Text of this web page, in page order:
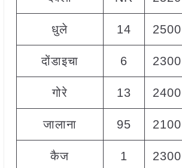
धुले 14 2500
दोंडाइचा 6 2300
गोरे 13 2400
जालाना 95 2100
कैज 1 2300